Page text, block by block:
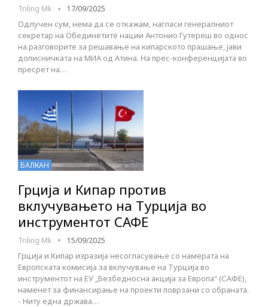
Triling Mk 17/09/2025
Одлучен сум, нема да се откажам, нагласи генералниот
секретар на Обединетите нации Антонио Гутереш во однос
на разговорите за решавање на кипарското прашање, јави
дописничката на МИА од Атина. На прес-конференцијата во
пресрет на…
БАЛКАН
Грција и Кипар против
вклучувањето на Турција во
инструментот САФЕ
Triling Mk 15/09/2025
Грција и Кипар изразија несогласување со намерата на
Европската комисија за вклучување на Турција во
инструментот на ЕУ „Безбедносна акција за Европа“ (САФЕ),
наменет за финансирање на проекти поврзани со обраната.
- Ниту една држава…